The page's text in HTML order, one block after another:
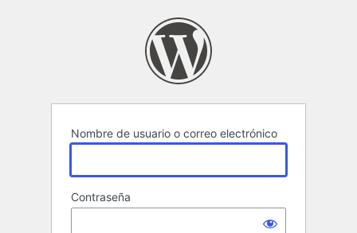
Nombre de usuario o correo electrónico
Contraseña